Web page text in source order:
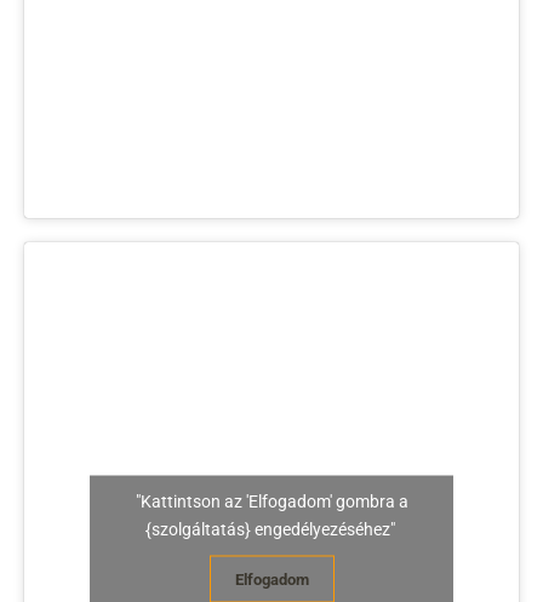
"Kattintson az 'Elfogadom' gombra a
{szolgáltatás} engedélyezéséhez"
Elfogadom